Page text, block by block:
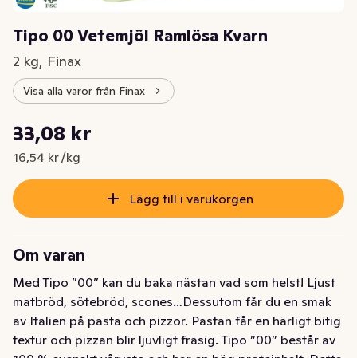
Tipo 00 Vetemjöl Ramlösa Kvarn
2 kg, Finax
Visa alla varor från Finax
Nuvarande pris är: 33,08 kr
33,08 kr
16,54 kr /kg
Styckpris: 16,54 kr /kg
Lägg till i varukorgen
Om varan
Med Tipo ”00” kan du baka nästan vad som helst! Ljust
matbröd, sötebröd, scones…Dessutom får du en smak
av Italien på pasta och pizzor. Pastan får en härligt bitig
textur och pizzan blir ljuvligt frasig. Tipo ”00” består av